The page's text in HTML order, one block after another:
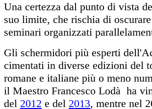
Una certezza dal punto di vista
suo limite, che rischia di
seminari organizzati
Gli schermidori più esperti
cimentati in diverse edizioni del
romane e italiane più o meno
il Maestro Francesco Lodà ha
del 2012 e del 2013, mentre nel